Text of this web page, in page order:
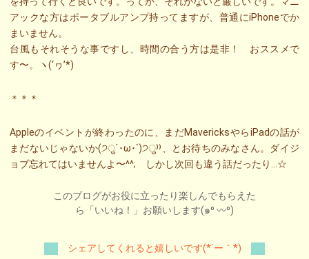
アックな方はポータブルアンプ持ってますが、普通にiPhoneでか
まいません。
台風もそれそうな事ですし、時間の合う方は是非！ おススメで
す〜。ヽ(‘ヮ’*)ゝ
＊＊＊
Appleのイベントが終わったのに、まだMavericksやらiPadの話が
まだないじゃないか(੭ु´･ω･`)੭ु⁾⁾、とお待ちのみなさん。ダイジ
ョブ忘れてはいませんよ〜^^; しかし次回も違う話だったり…☆
このブログがお役に立ったり楽しんでもらえた
ら「いいね！」お願いします(๑⁰ 〰⁰)
シェアしてくれると嬉しいです(*´ー｀*)